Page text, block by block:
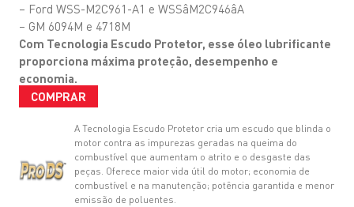
– Ford WSS-M2C961-A1 e WSSâM2C946âA
– GM 6094M e 4718M
Com Tecnologia Escudo Protetor, esse óleo lubrificante
proporciona máxima proteção, desempenho e
economia.
COMPRAR
A Tecnologia Escudo Protetor cria um escudo que blinda o
motor contra as impurezas geradas na queima do
combustível que aumentam o atrito e o desgaste das
peças. Oferece maior vida útil do motor; economia de
combustível e na manutenção; potência garantida e menor
emissão de poluentes.